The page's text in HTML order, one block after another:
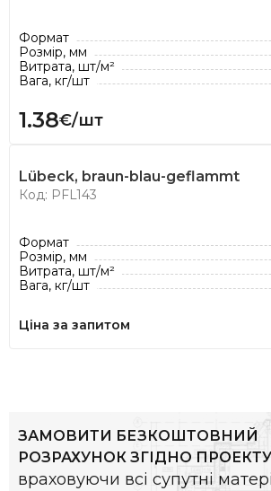
На сьогоднішній день група
Klinkergruppe перебуває в
покоління сім'ї Berentelg.
володіє шістьма заводами, на
клінкерну фасадну та
бруківку, керамічну черепицю.
Формат
Розмір, мм
Витрата, шт/м²
Вага, кг/шт
1.38€/шт
Lübeck, braun-blau-geflammt
Код: PFL143
Формат
Розмір, мм
Витрата, шт/м²
Вага, кг/шт
Ціна за запитом
ЗАМОВИТИ БЕЗКОШТОВНИЙ
РОЗРАХУНОК ЗГІДНО ПРОЕКТУ
враховуючи всі супутні